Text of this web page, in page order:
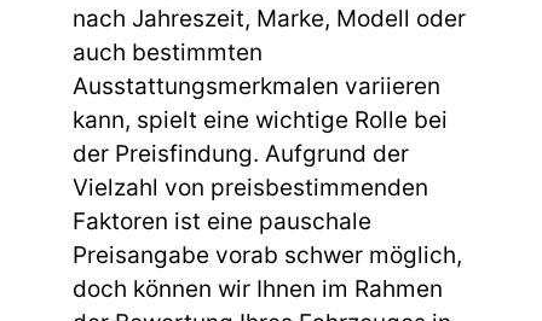
nach Jahreszeit, Marke, Modell oder
auch bestimmten
Ausstattungsmerkmalen variieren
kann, spielt eine wichtige Rolle bei
der Preisfindung. Aufgrund der
Vielzahl von preisbestimmenden
Faktoren ist eine pauschale
Preisangabe vorab schwer möglich,
doch können wir Ihnen im Rahmen